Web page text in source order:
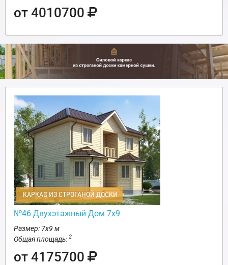
от 4010700
КАРКАС ИЗ СТРОГАНОЙ ДОСКИ
№46 Двухэтажный Дом 7х9
Размер: 7х9 м
Общая площадь: 2
от 4175700